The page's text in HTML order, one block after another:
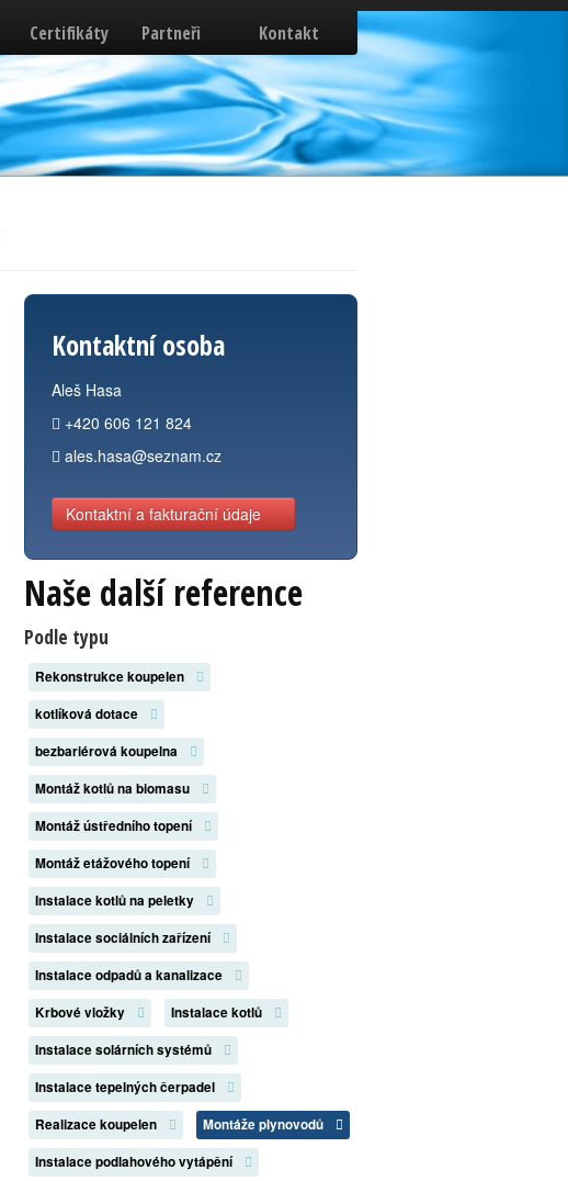
Certifikáty Partneři Kontakt
Kontaktní osoba
Aleš Hasa
+420 606 121 824
ales.hasa@seznam.cz
Kontaktní a fakturační údaje
Naše další reference
Podle typu
Rekonstrukce koupelen
kotlíková dotace
bezbariérová koupelna
Montáž kotlů na biomasu
Montáž ústředního topení
Montáž etážového topení
Instalace kotlů na peletky
Instalace sociálních zařízení
Instalace odpadů a kanalizace
Krbové vložky
Instalace kotlů
Instalace solárních systémů
Instalace tepelných čerpadel
Realizace koupelen
Montáže plynovodů
Instalace podlahového vytápění